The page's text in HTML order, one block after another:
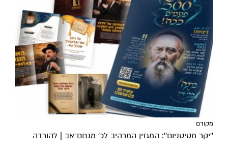
מקודם
''יקר מטיטניום'': המגזין המרהיב לכ’ מנחם־אב | להורדה